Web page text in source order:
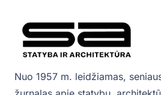
Nuo 1957 m. leidžiamas,